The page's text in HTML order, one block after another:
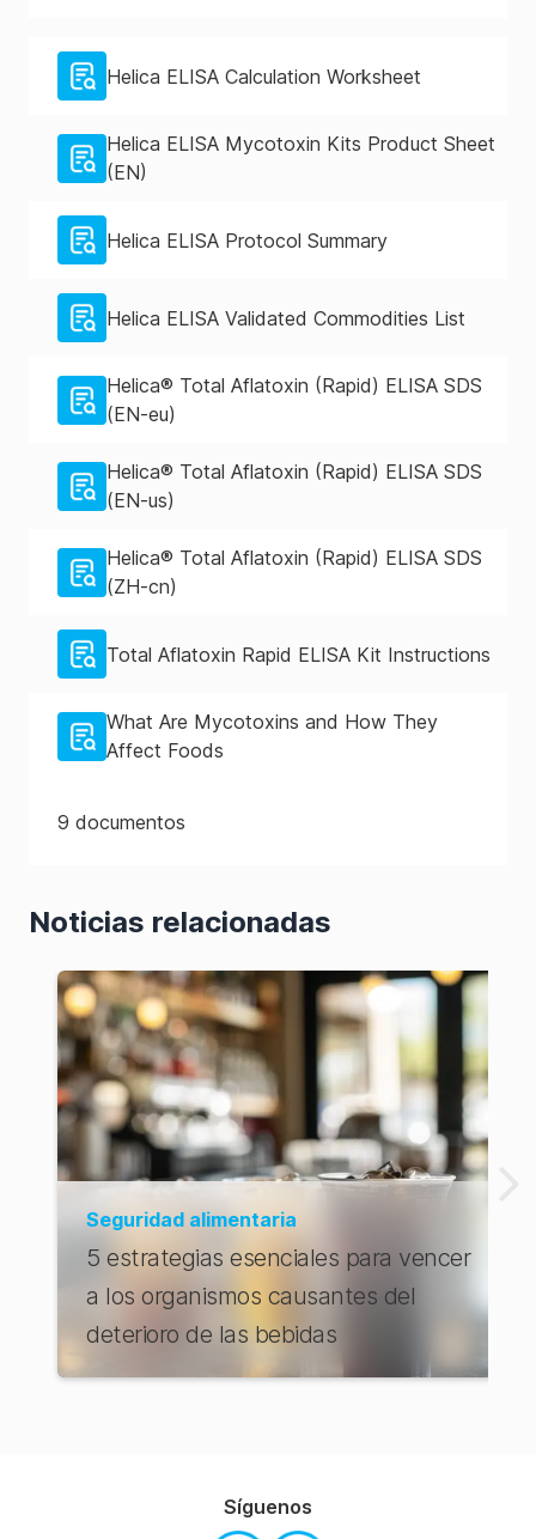
Helica ELISA Calculation Worksheet
Helica ELISA Mycotoxin Kits Product Sheet
(EN)
Helica ELISA Protocol Summary
Helica ELISA Validated Commodities List
Helica® Total Aflatoxin (Rapid) ELISA SDS
(EN-eu)
Helica® Total Aflatoxin (Rapid) ELISA SDS
(EN-us)
Helica® Total Aflatoxin (Rapid) ELISA SDS
(ZH-cn)
Total Aflatoxin Rapid ELISA Kit Instructions
What Are Mycotoxins and How They
Affect Foods
9 documentos
Noticias relacionadas
Seguridad alimentaria
5 estrategias esenciales para vencer
a los organismos causantes del
deterioro de las bebidas
Síguenos